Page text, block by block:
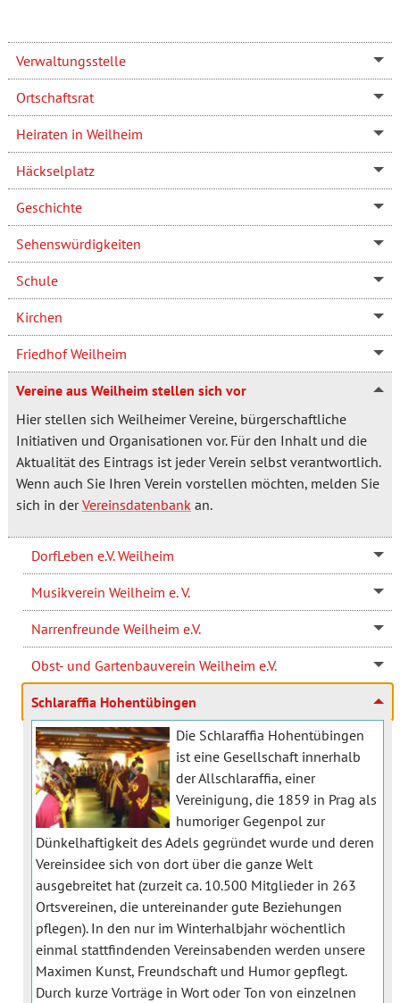
Verwaltungsstelle
Ortschaftsrat
Heiraten in Weilheim
Häckselplatz
Geschichte
Sehenswürdigkeiten
Schule
Kirchen
Friedhof Weilheim
Vereine aus Weilheim stellen sich vor
Hier stellen sich Weilheimer Vereine, bürgerschaftliche
Initiativen und Organisationen vor. Für den Inhalt und die
Aktualität des Eintrags ist jeder Verein selbst verantwortlich.
Wenn auch Sie Ihren Verein vorstellen möchten, melden Sie
sich in derVereinsdatenbank an.
DorfLeben e.V. Weilheim
Musikverein Weilheim e. V.
Narrenfreunde Weilheim e.V.
Obst- und Gartenbauverein Weilheim e.V.
Schlaraffia Hohentübingen
Die Schlaraffia Hohentübingen
ist eine Gesellschaft innerhalb
der Allschlaraffia, einer
Vereinigung, die 1859 in Prag als
humoriger Gegenpol zur
Dünkelhaftigkeit des Adels gegründet wurde und deren
Vereinsidee sich von dort über die ganze Welt
ausgebreitet hat (zurzeit ca. 10.500 Mitglieder in 263
Ortsvereinen, die untereinander gute Beziehungen
pflegen). In den nur im Winterhalbjahr wöchentlich
einmal stattfindenden Vereinsabenden werden unsere
Maximen Kunst, Freundschaft und Humor gepflegt.
Durch kurze Vorträge in Wort oder Ton von einzelnen